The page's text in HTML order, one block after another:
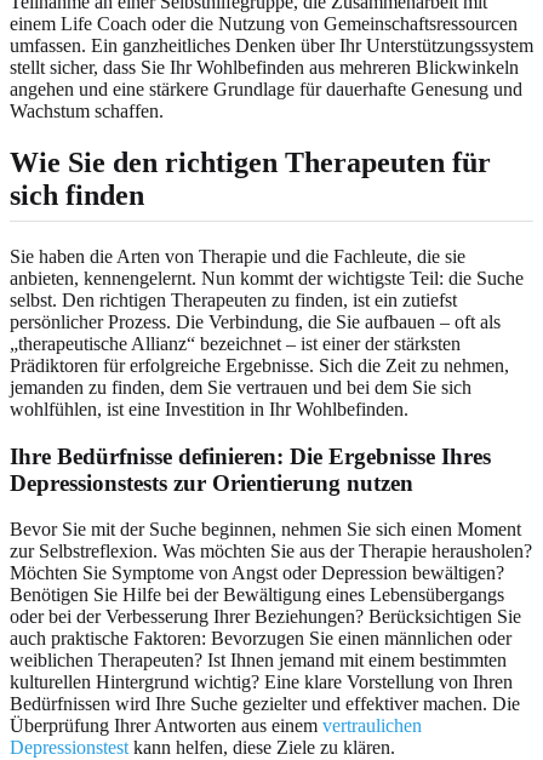
einem Life Coach oder die Nutzung von Gemeinschaftsressourcen
umfassen. Ein ganzheitliches Denken über Ihr Unterstützungssystem
stellt sicher, dass Sie Ihr Wohlbefinden aus mehreren Blickwinkeln
angehen und eine stärkere Grundlage für dauerhafte Genesung und
Wachstum schaffen.
Wie Sie den richtigen Therapeuten für
sich finden
Sie haben die Arten von Therapie und die Fachleute, die sie
anbieten, kennengelernt. Nun kommt der wichtigste Teil: die Suche
selbst. Den richtigen Therapeuten zu finden, ist ein zutiefst
persönlicher Prozess. Die Verbindung, die Sie aufbauen – oft als
„therapeutische Allianz“ bezeichnet – ist einer der stärksten
Prädiktoren für erfolgreiche Ergebnisse. Sich die Zeit zu nehmen,
jemanden zu finden, dem Sie vertrauen und bei dem Sie sich
wohlfühlen, ist eine Investition in Ihr Wohlbefinden.
Ihre Bedürfnisse definieren: Die Ergebnisse Ihres
Depressionstests zur Orientierung nutzen
Bevor Sie mit der Suche beginnen, nehmen Sie sich einen Moment
zur Selbstreflexion. Was möchten Sie aus der Therapie herausholen?
Möchten Sie Symptome von Angst oder Depression bewältigen?
Benötigen Sie Hilfe bei der Bewältigung eines Lebensübergangs
oder bei der Verbesserung Ihrer Beziehungen? Berücksichtigen Sie
auch praktische Faktoren: Bevorzugen Sie einen männlichen oder
weiblichen Therapeuten? Ist Ihnen jemand mit einem bestimmten
kulturellen Hintergrund wichtig? Eine klare Vorstellung von Ihren
Bedürfnissen wird Ihre Suche gezielter und effektiver machen. Die
Überprüfung Ihrer Antworten aus einem vertraulichen
Depressionstest kann helfen, diese Ziele zu klären.